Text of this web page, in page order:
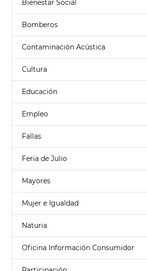
Bienestar Social
Bomberos
Contaminación Acústica
Cultura
Educación
Empleo
Fallas
Feria de Julio
Mayores
Mujer e Igualdad
Naturia
Oficina Información Consumidor